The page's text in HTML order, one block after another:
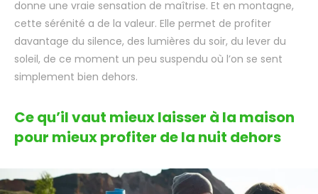
donne une vraie sensation de maîtrise. Et en montagne,
cette sérénité a de la valeur. Elle permet de profiter
davantage du silence, des lumières du soir, du lever du
soleil, de ce moment un peu suspendu où l’on se sent
simplement bien dehors.
Ce qu’il vaut mieux laisser à la maison
pour mieux profiter de la nuit dehors